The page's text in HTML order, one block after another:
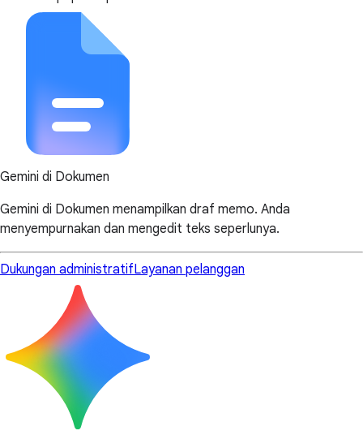
Gemini di Dokumen
Gemini di Dokumen menampilkan draf memo. Anda
menyempurnakan dan mengedit teks seperlunya.
Dukungan administratifLayanan pelanggan